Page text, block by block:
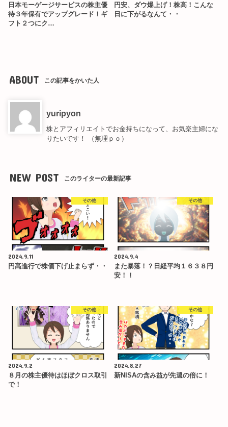
日本モーゲージサービスの株主優
待３年保有でアップグレード！ギ
フト２つにク…
円安、ダウ爆上げ！株高！こんな
日に下がるなんて・・
ABOUT この記事をかいた人
yuripyon
株とアフィリエイトでお金持ちになって、お気楽主婦にな
りたいです！ （無理ｐｏ）
NEW POST このライターの最新記事
その他
2024.9.11
円高進行で株価下げ止まらず・・
その他
2024.9.4
また暴落！？日経平均１６３８円
安！！
その他
2024.9.2
８月の株主優待はほぼクロス取引
で！
その他
2024.8.27
新NISAの含み益が先週の倍に！